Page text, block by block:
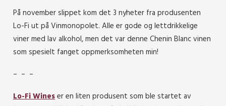
På november slippet kom det 3 nyheter fra produsenten
Lo-Fi ut på Vinmonopolet. Alle er gode og lettdrikkelige
viner med lav alkohol, men det var denne Chenin Blanc vinen
som spesielt fanget oppmerksomheten min!
– – –
Lo-Fi Wineser en liten produsent som ble startet av